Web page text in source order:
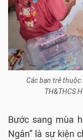
Các bạn trẻ
TH&THCS
Bước sang mùa
Ngân” là sự kiện